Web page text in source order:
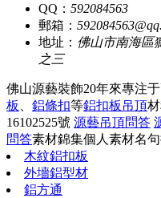
QQ： 592084563
郵箱：
地址： 佛山市南海區
之三
佛山源藝裝飾20年來專注
板
鋁條扣等鋁扣板吊頂
16102525號 源藝吊頂問答
問答素材錦集個人素材名
木紋鋁扣板
外墻鋁型材
鋁方通